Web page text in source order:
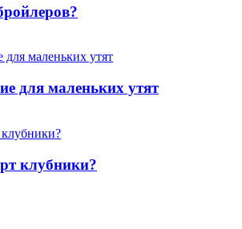
для маленьких утят
клубники?